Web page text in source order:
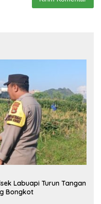
Labuapi Turun Tangan
Bongkot